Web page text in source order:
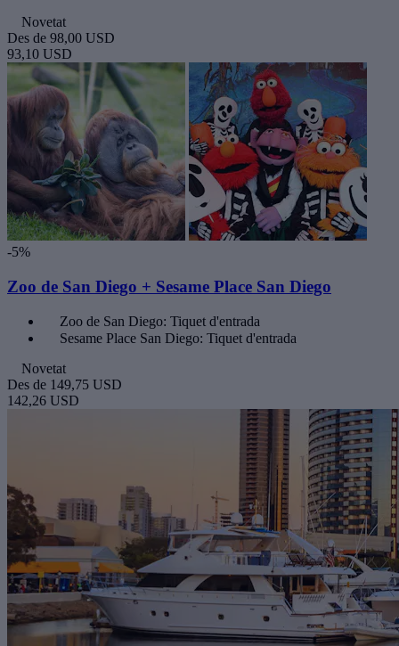
Novetat
Des de 98,00 USD
93,10 USD
-5%
Zoo de San Diego + Sesame Place San Diego
Zoo de San Diego: Tiquet d'entrada
Sesame Place San Diego: Tiquet d'entrada
Novetat
Des de 149,75 USD
142,26 USD